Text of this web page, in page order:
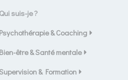
Qui suis-je ?
Psychothérapie & Coaching
Bien-être & Santé mentale
& Formation